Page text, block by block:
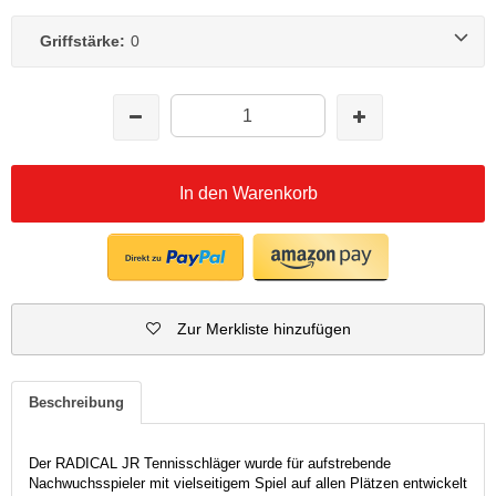
Griffstärke: 0
In den Warenkorb
Zur Merkliste hinzufügen
Beschreibung
Der RADICAL JR Tennisschläger wurde für aufstrebende
Nachwuchsspieler mit vielseitigem Spiel auf allen Plätzen entwickelt